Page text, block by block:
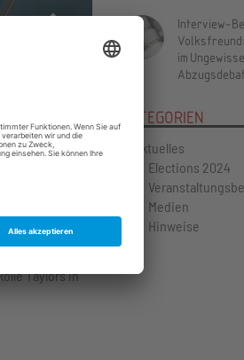
Vor
Taylors in
Interview-
im
KATEGORIEN
Aktuelles
Elections 2024
Medien
Hinweise